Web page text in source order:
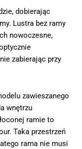
dobierając
Lustra bez ramy
nowoczesne,
zabierając przy
zawieszanego
wnętrzu
ramie to
Taka przestrzeń
rama nie musi